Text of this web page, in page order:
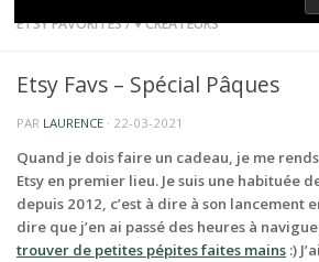
ETSY FAVORITES/♥ CRÉATEURS
Etsy Favs – Spécial Pâques
PAR LAURENCE · 22-03-2021
Quand je dois faire un cadeau, je me
Etsy en premier lieu. Je suis une habituée
depuis 2012, c’est à dire à son lancement
dire que j’en ai passé des heures à
trouver de petites pépites faites mains :)